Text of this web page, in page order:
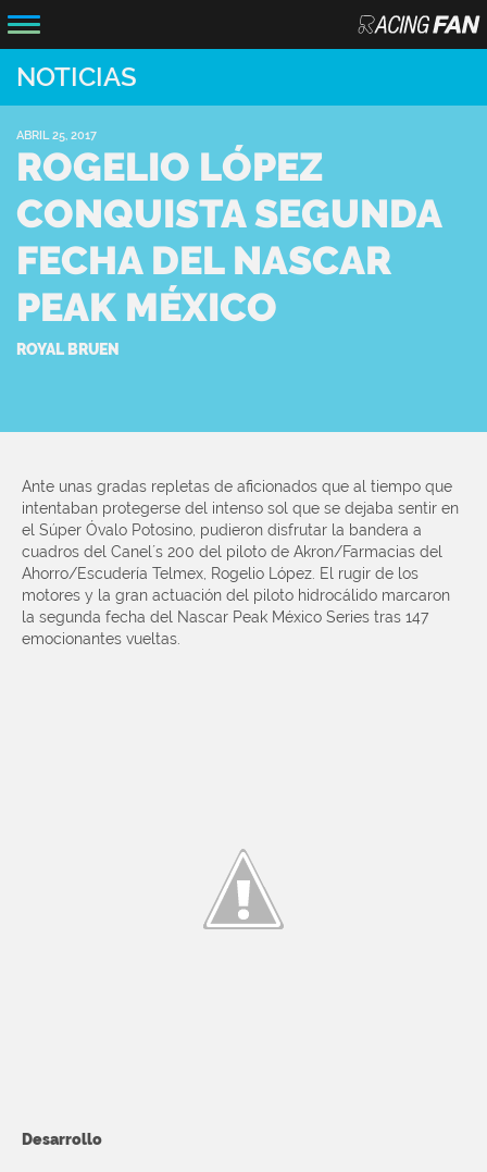
NOTICIAS
ABRIL 25, 2017
ROGELIO LÓPEZ
CONQUISTA SEGUNDA
FECHA DEL NASCAR
PEAK MÉXICO
ROYAL BRUEN
Ante unas gradas repletas de aficionados que al tiempo que
intentaban protegerse del intenso sol que se dejaba sentir en
el Súper Óvalo Potosino, pudieron disfrutar la bandera a
cuadros del Canel´s 200 del piloto de Akron/Farmacias del
Ahorro/Escudería Telmex, Rogelio López. El rugir de los
motores y la gran actuación del piloto hidrocálido marcaron
la segunda fecha del Nascar Peak México Series tras 147
emocionantes vueltas.
Desarrollo